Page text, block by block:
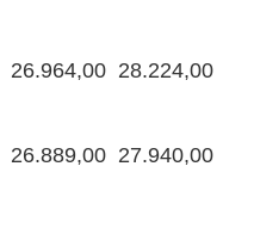
26.964,00 28.224,00
26.889,00 27.940,00